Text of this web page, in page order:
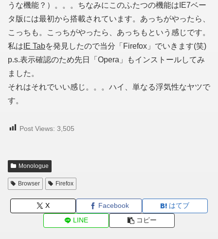
うな機能？）。。。ちなみにこのふたつの機能はIE7ベー
タ版には最初から搭載されています。あっちがやったら、
こっちも。こっちがやったら、あっちもという感じです。
私は IE Tabを発見したので当分「Firefox」でいきます(笑)
p.s.表示確認のため先日「Opera」もインストールしてみ
ました。
それはそれでいい感じ。。。ハイ、単なる浮気性なヤツで
す。
Post Views: 3,505
Monologue
Browser Firefox
X Facebook
はてブ
LINE
コピー